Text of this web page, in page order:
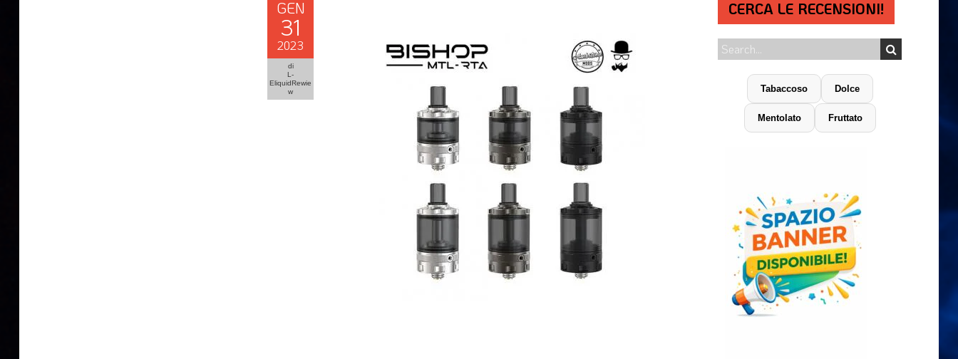
GEN
31
2023
di
L-
EliquidRewie
w
CERCA LE RECENSIONI!
Tabaccoso Dolce
Mentolato Fruttato